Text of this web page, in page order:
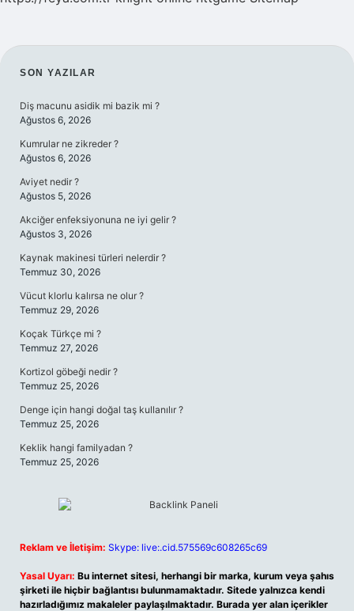
SIDEBAR
SON YAZILAR
Diş macunu asidik mi bazik mi ?
Ağustos 6, 2026
Kumrular ne zikreder ?
Ağustos 6, 2026
Aviyet nedir ?
Ağustos 5, 2026
Akciğer enfeksiyonuna ne iyi gelir ?
Ağustos 3, 2026
Kaynak makinesi türleri nelerdir ?
Temmuz 30, 2026
Vücut klorlu kalırsa ne olur ?
Temmuz 29, 2026
Koçak Türkçe mi ?
Temmuz 27, 2026
Kortizol göbeği nedir ?
Temmuz 25, 2026
Denge için hangi doğal taş kullanılır ?
Temmuz 25, 2026
Keklik hangi familyadan ?
Temmuz 25, 2026
Reklam ve İletişim: Skype: live:.cid.575569c608265c69
Yasal Uyarı: Bu internet sitesi, herhangi bir marka, kurum veya şahıs
şirketi ile hiçbir bağlantısı bulunmamaktadır. Sitede yalnızca kendi
hazırladığımız makaleler paylaşılmaktadır. Burada yer alan içerikler